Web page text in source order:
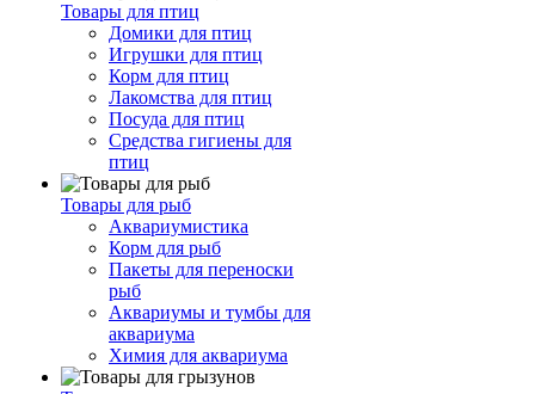
Товары для птиц
Домики для птиц
Игрушки для птиц
Корм для птиц
Лакомства для птиц
Посуда для птиц
Средства гигиены для
птиц
Товары для рыб
Аквариумистика
Корм для рыб
Пакеты для переноски
рыб
Аквариумы и тумбы для
аквариума
Химия для аквариума